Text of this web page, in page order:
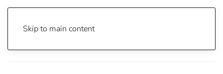
Skip to main content